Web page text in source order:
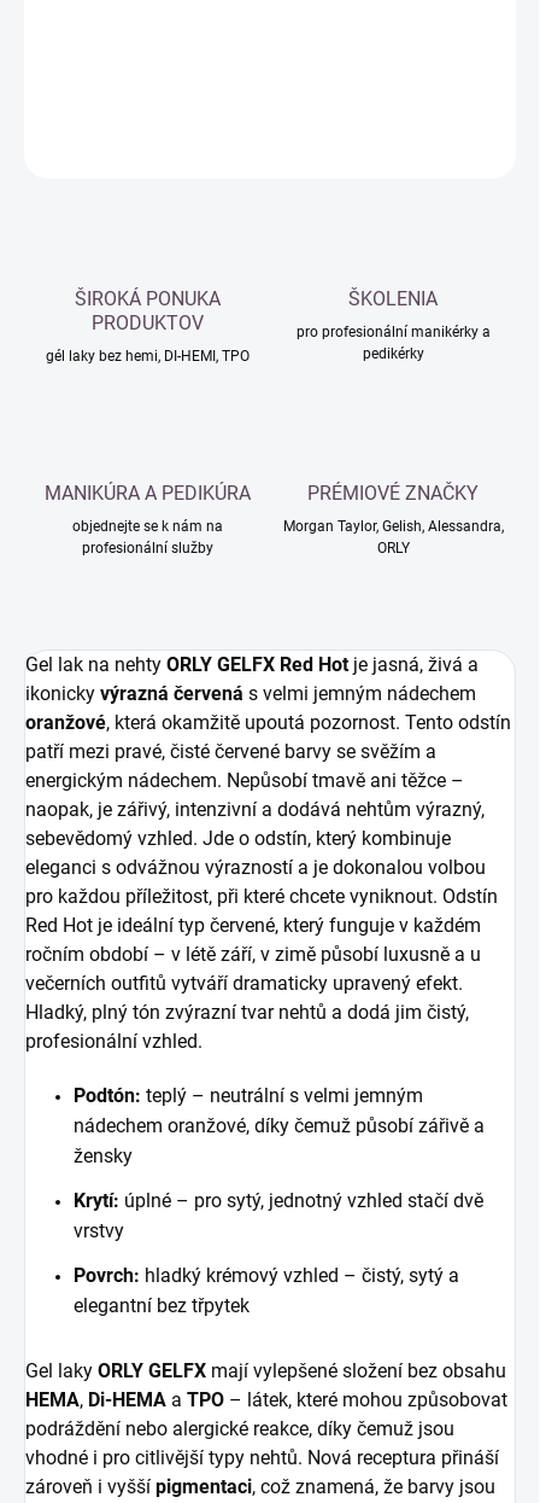
ŠIROKÁ PONUKA
PRODUKTOV
gél laky bez hemi, DI-HEMI, TPO
ŠKOLENIA
pro profesionální manikérky a
pedikérky
MANIKÚRA A PEDIKÚRA
objednejte se k nám na
profesionální služby
PRÉMIOVÉ ZNAČKY
Morgan Taylor, Gelish, Alessandra,
ORLY
Gel lak na nehty ORLY GELFX Red Hotje jasná, živá a
ikonicky výrazná červená s velmi jemným nádechem
oranžové, která okamžitě upoutá pozornost. Tento odstín
patří mezi pravé, čisté červené barvy se svěžím a
energickým nádechem. Nepůsobí tmavě ani těžce –
naopak, je zářivý, intenzivní a dodává nehtům výrazný,
sebevědomý vzhled. Jde o odstín, který kombinuje
eleganci s odvážnou výrazností a je dokonalou volbou
pro každou příležitost, při které chcete vyniknout. Odstín
Red Hot je ideální typ červené, který funguje v každém
ročním období – v létě září, v zimě působí luxusně a u
večerních outfitů vytváří dramaticky upravený efekt.
Hladký, plný tón zvýrazní tvar nehtů a dodá jim čistý,
profesionální vzhled.
Podtón: teplý – neutrální s velmi jemným
nádechem oranžové, díky čemuž působí zářivě a
žensky
Krytí: úplné – pro sytý, jednotný vzhled stačí dvě
vrstvy
Povrch: hladký krémový vzhled – čistý, sytý a
elegantní bez třpytek
Gel laky ORLY GELFX mají vylepšené složení bez obsahu
HEMA, Di-HEMA a TPO – látek, které mohou způsobovat
podráždění nebo alergické reakce, díky čemuž jsou
vhodné i pro citlivější typy nehtů. Nová receptura přináší
zároveň i vyšší pigmentaci, což znamená, že barvy jsou